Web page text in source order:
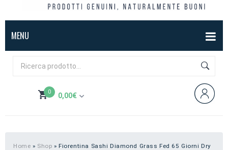
MENU
BOX
FORMAGGI
Pecora
A pezzi
Carne di maiale
BBQ
0 0,00€
Subtotale: 0,00 €
Home » Shop »Fiorentina Sashi Diamond Grass Fed 65 Giorni Dry